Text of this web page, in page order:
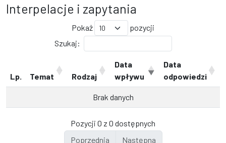
Interpelacje i zapytania
Pokaż
pozycji
Szukaj:
Lp. Temat Rodzaj
Data
wpływu
Data
odpowiedzi
Brak danych
Pozycji 0 z 0 dostępnych
Poprzednia
Następna